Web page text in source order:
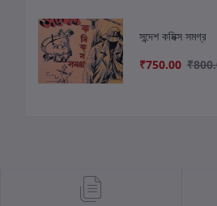
সন্দেশ কমিক্স সমগ্র
₹750.00